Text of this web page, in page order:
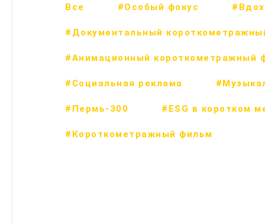
Все #Особый фокус
#Документальный
#Анимационный короткометражный
#Социальная реклама
#Пермь-300 #ESG в коротком
#Короткометражный фильм